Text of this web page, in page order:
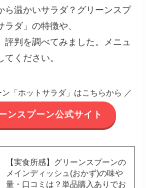
ら温かいサラダ？グリーンスプ
ダ」の特徴や、
評判を調べてみました。メニュ
ください。
「ホットサラダ」はこちらから ／
ンスプーン公式サイト
【実食所感】グリーンスプーンの
メインディッシュ(おかず)の味や
量・口コミは？単品購入ありでお